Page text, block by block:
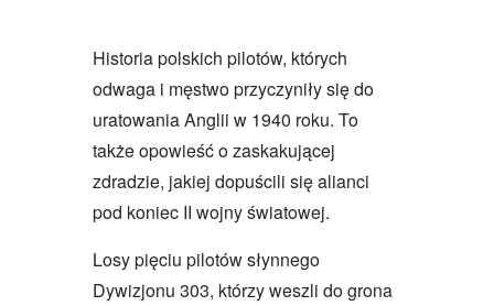
Historia polskich pilotów, których
odwaga i męstwo przyczyniły się do
uratowania Anglii w 1940 roku. To
także opowieść o zaskakującej
zdradzie, jakiej dopuścili się alianci
pod koniec II wojny światowej.
Losy pięciu pilotów słynnego
Dywizjonu 303, którzy weszli do grona